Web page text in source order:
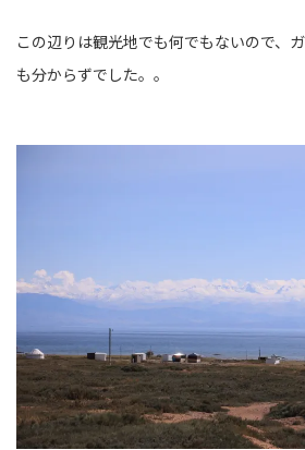
この辺りは観光地でも何でもないので、
も分からずでした。。